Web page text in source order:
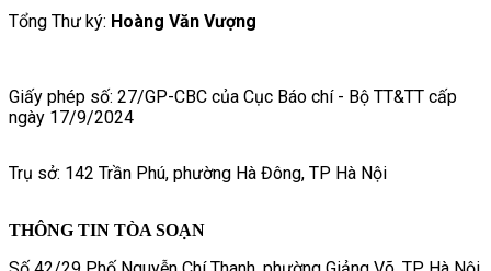
Tổng Thư ký: Hoàng Văn Vượng
Giấy phép số: 27/GP-CBC của Cục Báo chí - Bộ TT&TT cấp
ngày 17/9/2024
Trụ sở: 142 Trần Phú, phường Hà Đông, TP Hà Nội
THÔNG TIN TÒA SOẠN